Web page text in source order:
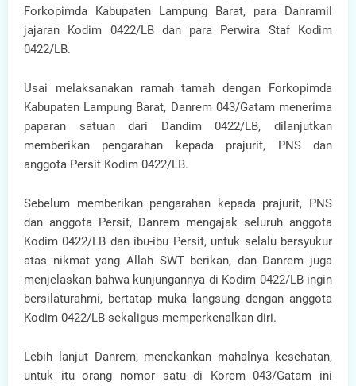
Forkopimda Kabupaten Lampung Barat, para Danramil
jajaran Kodim 0422/LB dan para Perwira Staf Kodim
0422/LB.
Usai melaksanakan ramah tamah dengan Forkopimda
Kabupaten Lampung Barat, Danrem 043/Gatam menerima
paparan satuan dari Dandim 0422/LB, dilanjutkan
memberikan pengarahan kepada prajurit, PNS dan
anggota Persit Kodim 0422/LB.
Sebelum memberikan pengarahan kepada prajurit, PNS
dan anggota Persit, Danrem mengajak seluruh anggota
Kodim 0422/LB dan ibu-ibu Persit, untuk selalu bersyukur
atas nikmat yang Allah SWT berikan, dan Danrem juga
menjelaskan bahwa kunjungannya di Kodim 0422/LB ingin
bersilaturahmi, bertatap muka langsung dengan anggota
Kodim 0422/LB sekaligus memperkenalkan diri.
Lebih lanjut Danrem, menekankan mahalnya kesehatan,
untuk itu orang nomor satu di Korem 043/Gatam ini